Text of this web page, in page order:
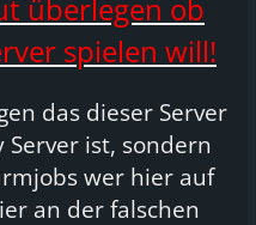
überlegen ob
spielen will!
das dieser Server
ist, sondern
wer hier auf
an der falschen